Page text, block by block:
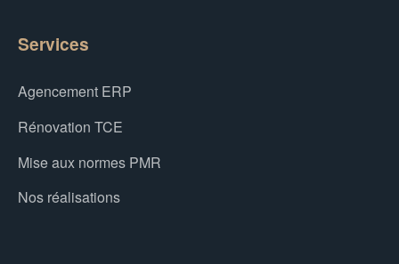
Services
Agencement ERP
Rénovation TCE
Mise aux normes PMR
Nos réalisations